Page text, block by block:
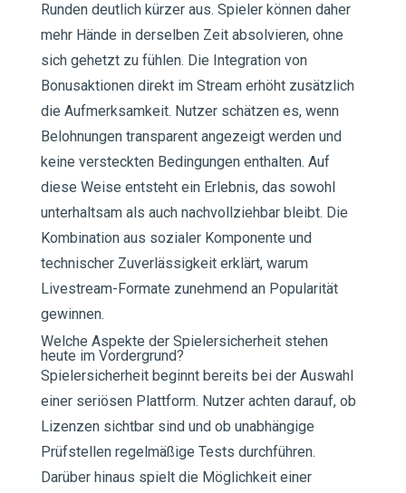
Runden deutlich kürzer aus. Spieler können daher
mehr Hände in derselben Zeit absolvieren, ohne
sich gehetzt zu fühlen. Die Integration von
Bonusaktionen direkt im Stream erhöht zusätzlich
die Aufmerksamkeit. Nutzer schätzen es, wenn
Belohnungen transparent angezeigt werden und
keine versteckten Bedingungen enthalten. Auf
diese Weise entsteht ein Erlebnis, das sowohl
unterhaltsam als auch nachvollziehbar bleibt. Die
Kombination aus sozialer Komponente und
technischer Zuverlässigkeit erklärt, warum
Livestream-Formate zunehmend an Popularität
gewinnen.
Welche Aspekte der Spielersicherheit stehen
heute im Vordergrund?
Spielersicherheit beginnt bereits bei der Auswahl
einer seriösen Plattform. Nutzer achten darauf, ob
Lizenzen sichtbar sind und ob unabhängige
Prüfstellen regelmäßige Tests durchführen.
Darüber hinaus spielt die Möglichkeit einer